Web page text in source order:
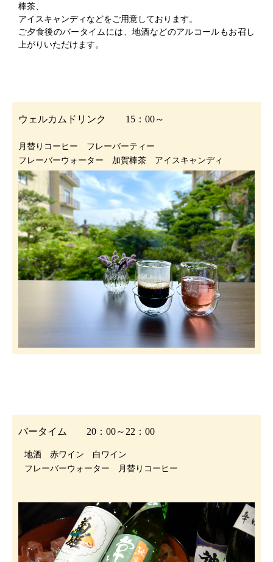
棒茶、
アイスキャンディなどをご用意しております。
ご夕食後のバータイムには、地酒などのアルコールもお召し
上がりいただけます。
ウェルカムドリンク 15：00～
月替りコーヒー フレーバーティー
フレーバーウォーター 加賀棒茶 アイスキャンディ
バータイム 20：00～22：00
地酒 赤ワイン 白ワイン
フレーバーウォーター 月替りコーヒー